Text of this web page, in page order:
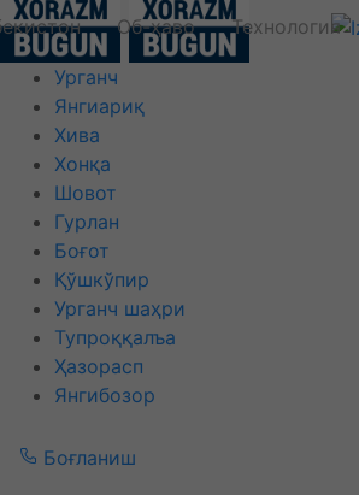
Об-ҳаво Технология
Урганч
Янгиариқ
Хива
Хонқа
Шовот
Гурлан
Боғот
Қўшкўпир
Урганч шаҳри
Тупроққалъа
Ҳазорасп
Янгибозор
Боғланиш